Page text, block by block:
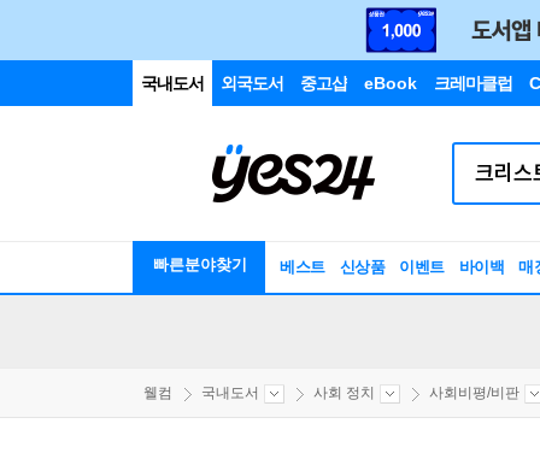
국내도서 외국도서 중고샵 eBook 크레마클럽
빠른분야찾기 베스트 신상품 이벤트 바이백 매
웰컴 국내도서 사회 정치 사회비평/비판